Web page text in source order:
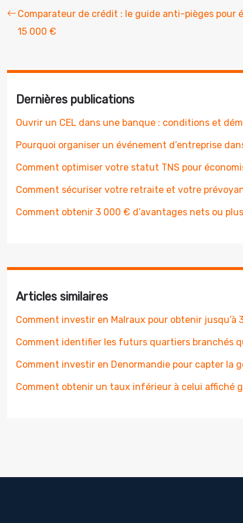
Comparateur de crédit : le guide anti-pièges pour
15 000 €
Dernières publications
Ouvrir un CEL dans une banque : conditions et
Pourquoi organiser un événement d’entreprise
Comment optimiser votre statut TNS pour
Comment sécuriser votre retraite et votre
Comment obtenir 3 000 € d’avantages nets ou
Articles similaires
Comment investir en Malraux pour obtenir
Comment identifier les futurs quartiers branchés
Comment investir en Denormandie pour capter la
Comment obtenir un taux inférieur à celui affiché